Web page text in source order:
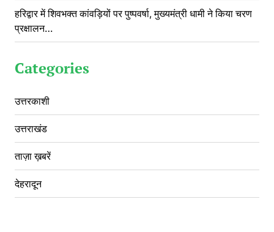
हरिद्वार में शिवभक्त कांवड़ियों पर पुष्पवर्षा, मुख्यमंत्री धामी ने किया चरण
प्रक्षालन…
Categories
उत्तरकाशी
उत्तराखंड
ताज़ा ख़बरें
देहरादून